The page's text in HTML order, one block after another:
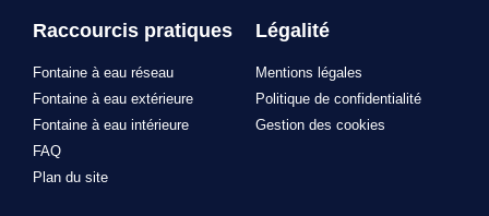
Raccourcis pratiques
Fontaine à eau réseau
Fontaine à eau extérieure
Fontaine à eau intérieure
FAQ
Plan du site
Légalité
Mentions légales
Politique de confidentialité
Gestion des cookies